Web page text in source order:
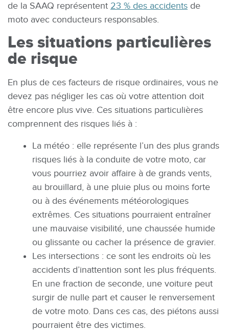
de la SAAQ représentent 23 % des accidents de
moto avec conducteurs responsables.
Les situations particulières
de risque
En plus de ces facteurs de risque ordinaires, vous ne
devez pas négliger les cas où votre attention doit
être encore plus vive. Ces situations particulières
comprennent des risques liés à :
La météo : elle représente l’un des plus grands
risques liés à la conduite de votre moto, car
vous pourriez avoir affaire à de grands vents,
au brouillard, à une pluie plus ou moins forte
ou à des événements météorologiques
extrêmes. Ces situations pourraient entraîner
une mauvaise visibilité, une chaussée humide
ou glissante ou cacher la présence de gravier.
Les intersections : ce sont les endroits où les
accidents d’inattention sont les plus fréquents.
En une fraction de seconde, une voiture peut
surgir de nulle part et causer le renversement
de votre moto. Dans ces cas, des piétons aussi
pourraient être des victimes.